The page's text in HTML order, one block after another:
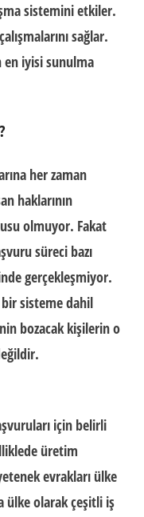
sistemini etkiler.
sağlar.
en iyisi sunulma
her zaman
haklarının
olmuyor. Fakat
süreci bazı
gerçekleşmiyor.
sisteme dahil
bozacak kişilerin o
için belirli
üretim
evrakları ülke
ülke olarak çeşitli iş